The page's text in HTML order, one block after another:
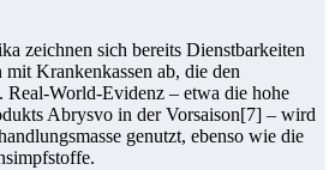
zeichnen sich bereits Dienstbarkeiten
Krankenkassen ab, die den
Real-World-Evidenz – etwa die hohe
Abrysvo in der Vorsaison[7] – wird
genutzt, ebenso wie die